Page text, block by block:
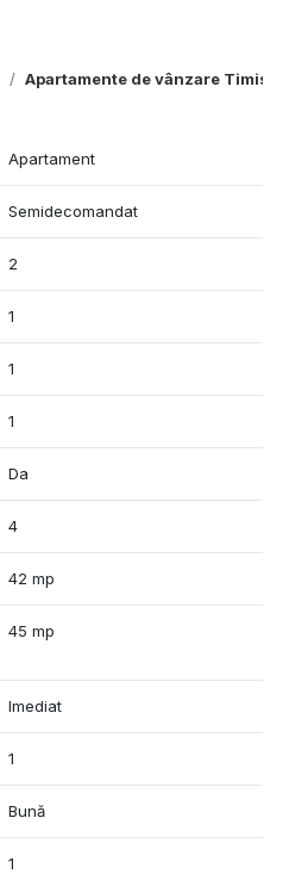
Apartamente de vânzare
Apartament
Semidecomandat
2
1
1
1
Da
4
42 mp
45 mp
Imediat
1
Bună
1